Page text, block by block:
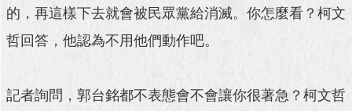
的，再這樣下去就會被民眾黨給消滅。你怎麼看？柯文
哲回答，他認為不用他們動作吧。
記者詢問，郭台銘都不表態會不會讓你很著急？柯文哲